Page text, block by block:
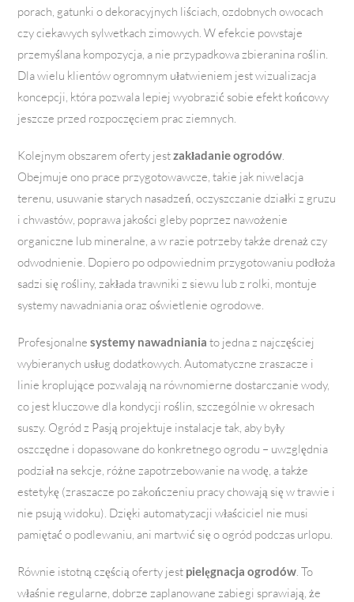
porach, gatunki o dekoracyjnych liściach, ozdobnych owocach
czy ciekawych sylwetkach zimowych. W efekcie powstaje
przemyślana kompozycja, a nie przypadkowa zbieranina roślin.
Dla wielu klientów ogromnym ułatwieniem jest wizualizacja
koncepcji, która pozwala lepiej wyobrazić sobie efekt końcowy
jeszcze przed rozpoczęciem prac ziemnych.
Kolejnym obszarem oferty jestzakładanie ogrodów.
Obejmuje ono prace przygotowawcze, takie jak niwelacja
terenu, usuwanie starych nasadzeń, oczyszczanie działki z gruzu
i chwastów, poprawa jakości gleby poprzez nawożenie
organiczne lub mineralne, a w razie potrzeby także drenaż czy
odwodnienie. Dopiero po odpowiednim przygotowaniu podłoża
sadzi się rośliny, zakłada trawniki z siewu lub z rolki, montuje
systemy nawadniania oraz oświetlenie ogrodowe.
Profesjonalnesystemy nawadniania to jedna z najczęściej
wybieranych usług dodatkowych. Automatyczne zraszacze i
linie kroplujące pozwalają na równomierne dostarczanie wody,
co jest kluczowe dla kondycji roślin, szczególnie w okresach
suszy. Ogród z Pasją projektuje instalacje tak, aby były
oszczędne i dopasowane do konkretnego ogrodu – uwzględnia
podział na sekcje, różne zapotrzebowanie na wodę, a także
estetykę (zraszacze po zakończeniu pracy chowają się w trawie i
nie psują widoku). Dzięki automatyzacji właściciel nie musi
pamiętać o podlewaniu, ani martwić się o ogród podczas urlopu.
Równie istotną częścią oferty jest pielęgnacja ogrodów. To
właśnie regularne, dobrze zaplanowane zabiegi sprawiają, że